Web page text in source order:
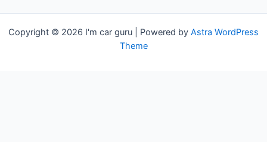
Copyright © 2026 I'm car guru | Powered by Astra WordPress
Theme